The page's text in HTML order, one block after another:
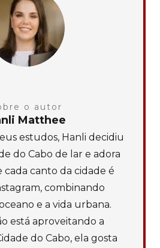
o autor
Matthee
estudos, Hanli decidiu
do Cabo de lar e adora
canto da cidade é
combinando
e a vida urbana.
está aproveitando a
do Cabo, ela gosta